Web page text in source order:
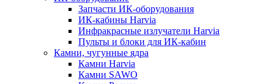
Запчасти ИК-оборудования
ИК-кабины Harvia
Инфракрасные излучатели Harvia
Пульты и блоки для ИК-кабин
Камни, чугунные ядра
Камни Harvia
Камни SAWO